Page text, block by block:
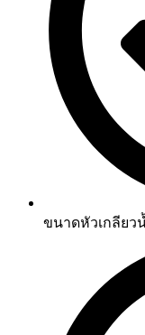
ขนาดหัวเกลียว